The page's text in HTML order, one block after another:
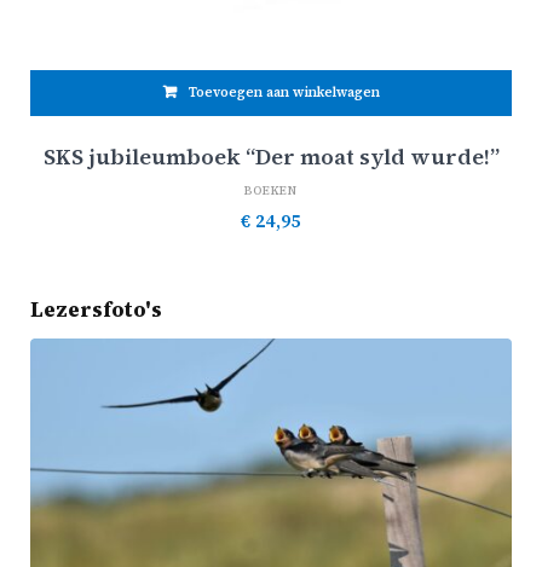
Toevoegen aan winkelwagen
SKS jubileumboek “Der moat syld wurde!”
BOEKEN
€ 24,95
Lezersfoto's